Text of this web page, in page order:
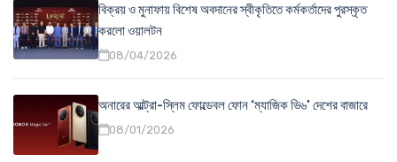
বিক্রয় ও মুনাফায় বিশেষ অবদানের স্বীকৃতিতে কর্মকর্তাদের পুরস্কৃত
করলো ওয়ালটন
08/04/2026
অনারের আল্ট্রা-স্লিম ফোল্ডেবল ফোন ‘ম্যাজিক ভি৬’ দেশের বাজারে
08/01/2026